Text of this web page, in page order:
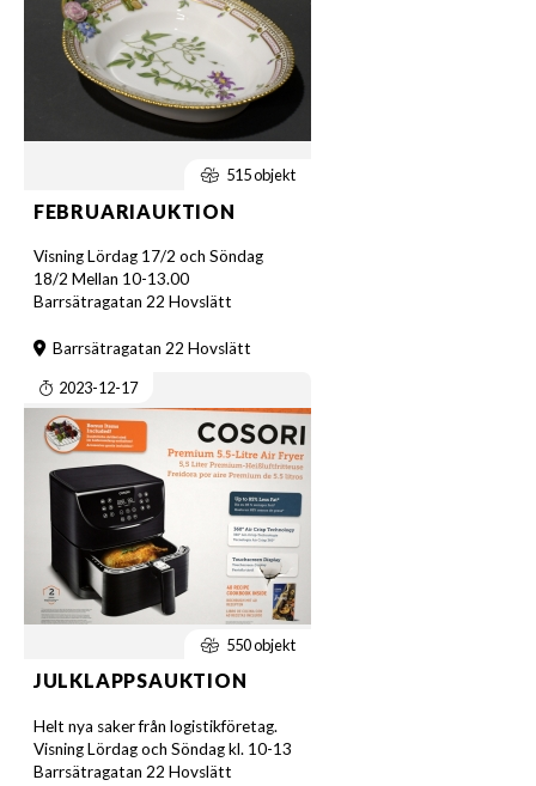
515 objekt
FEBRUARIAUKTION
Visning Lördag 17/2 och Söndag
18/2 Mellan 10-13.00
Barrsätragatan 22 Hovslätt
Barrsätragatan 22 Hovslätt
2023-12-17
550 objekt
JULKLAPPSAUKTION
Helt nya saker från logistikföretag.
Visning Lördag och Söndag kl. 10-13
Barrsätragatan 22 Hovslätt